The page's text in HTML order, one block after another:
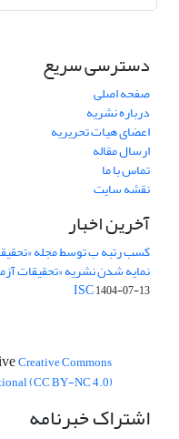
دسترسی سریع
صفحه اصلی
درباره نشریه
اعضای هیات تحریریه
ارسال مقاله
تماس با ما
نقشه سایت
آخرین اخبار
کسب رتبه ب توسط مجله
نمایه شدن نشریه «تحقیقات
ISC1404-07-13
Creative Commons
(CC BY-NC 4.0)
اشتراک خبرنامه